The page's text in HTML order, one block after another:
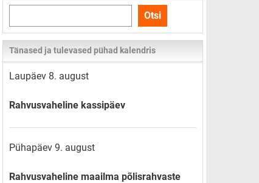
kogu
lehelt
Otsi
Tänased ja tulevased pühad kalendris
Laupäev 8. august
Rahvusvaheline kassipäev
Pühapäev 9. august
Rahvusvaheline maailma põlisrahvaste